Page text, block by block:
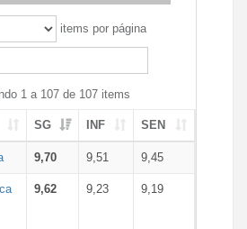
items por página
1 a 107 de 107 items
SG INF SEN
9,70 9,51 9,45
9,62 9,23 9,19